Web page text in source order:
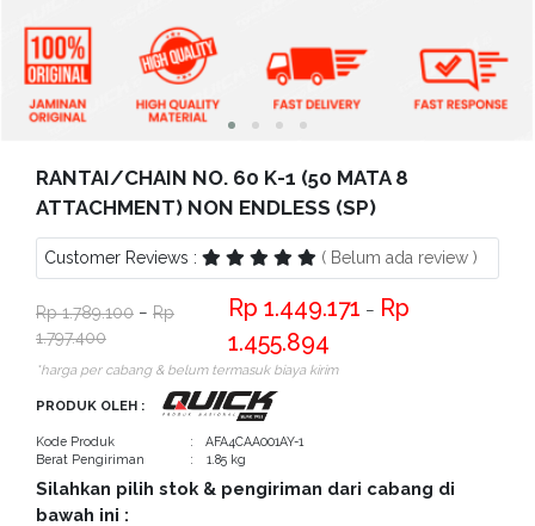
Kritik
dan
Saran
RANTAI/CHAIN NO. 60 K-1 (50 MATA 8
ATTACHMENT) NON ENDLESS (SP)
Customer Reviews : ( Belum ada review )
1.789.100 −
1.797.400
1.449.171 −
1.455.894
*harga per cabang & belum termasuk biaya kirim
PRODUK OLEH :
Kode Produk
: AFA4CAA001AY-1
Berat Pengiriman
: 1.85 kg
Silahkan pilih stok & pengiriman dari cabang di
bawah ini :